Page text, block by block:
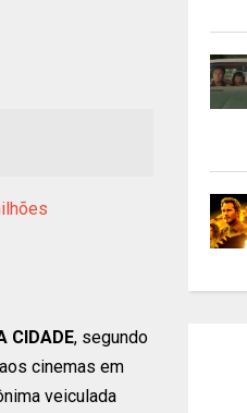
CIDADE, segundo
cinemas em
veiculada